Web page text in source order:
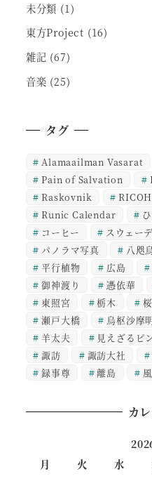
未分類 (1)
東方Project (16)
雑記 (67)
音楽 (25)
タグ
Alamaailman Vasarat
Pain of Salvation
Raskovnik
Runic Calendar
コーヒー
スウェー
パノラマ写真
八咫
平行植物
広島
御神渡り
憑依華
東照宮
栃木 桜
瀬戸大橋
烏枢沙摩
羊太夫
見えざるピ
諏訪
諏訪大社
録事尊
離島
カ
月
火 水